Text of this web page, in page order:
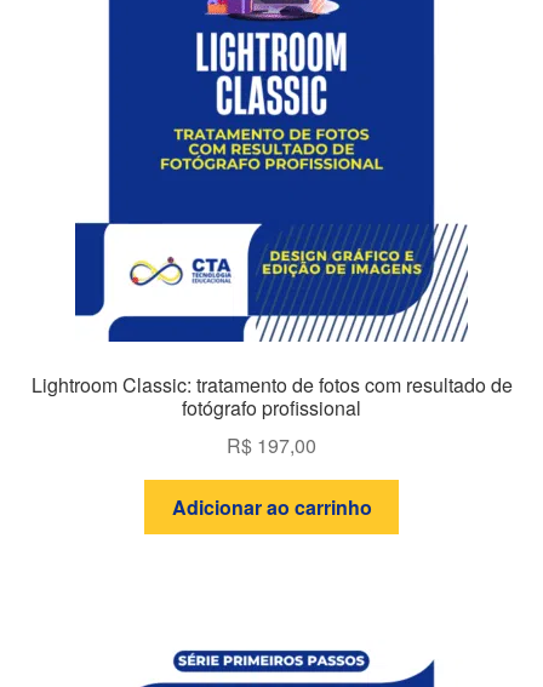
Lightroom Classic: tratamento de fotos com resultado de
fotógrafo profissional
R$ 197,00
Adicionar ao carrinho